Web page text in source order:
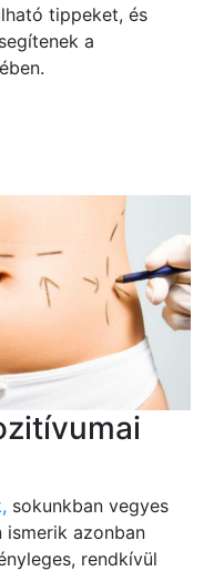
tippeket, és
a
sokunkban vegyes
ismerik azonban
rendkívül